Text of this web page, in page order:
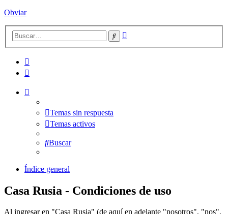
Obviar
Buscar
Temas sin respuesta
Temas activos
Buscar
Índice general
Casa Rusia - Condiciones de uso
Al ingresar en "Casa Rusia" (de aquí en adelante "nosotros", "nos",